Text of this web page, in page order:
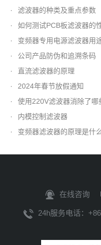
·
滤波器的种类及重点参数
·
如何测试PCB板滤波器的
·
变频器专用电源滤波器用
·
公司产品防伪和追溯条码
·
直流滤波器的原理
·
2024年春节放假通知
·
使用220V滤波器消除了哪
·
内模控制滤波器
·
变频器滤波器的原理是什
在线咨询
24h服务电话：